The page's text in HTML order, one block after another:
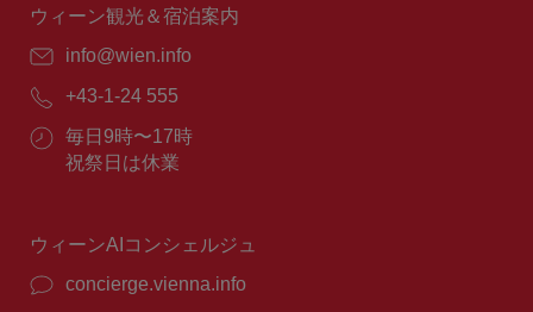
間：
ウィーン観光＆宿泊案内
E
ー
ル：
info@wien.info
電
番
号：
+43-1-24 555
営
業
毎日9時〜17時
祝祭日は休業
ウィーンAIコンシェルジュ
concierge.vienna.info